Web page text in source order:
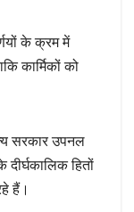
के क्रम में
कार्मिकों को
सरकार उपनल
दीर्घकालिक हितों
हैं।